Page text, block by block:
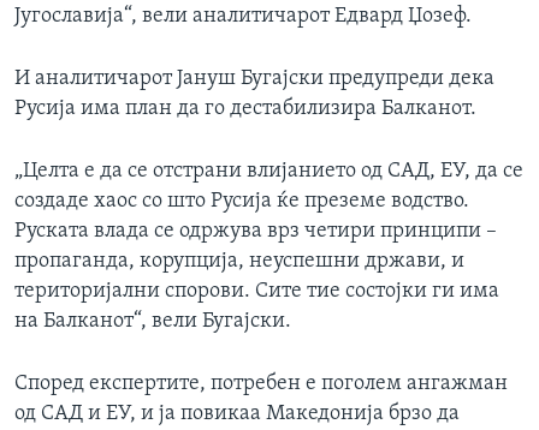
Југославија“, вели аналитичарот Едвард Џозеф.
И аналитичарот Јануш Бугајски предупреди дека
Русија има план да го дестабилизира Балканот.
„Целта е да се отстрани влијанието од САД, ЕУ, да се
создаде хаос со што Русија ќе преземе водство.
Руската влада се одржува врз четири принципи –
пропаганда, корупција, неуспешни држави, и
територијални спорови. Сите тие состојки ги има
на Балканот“, вели Бугајски.
Според експертите, потребен е поголем ангажман
од САД и ЕУ, и ја повикаа Македонија брзо да